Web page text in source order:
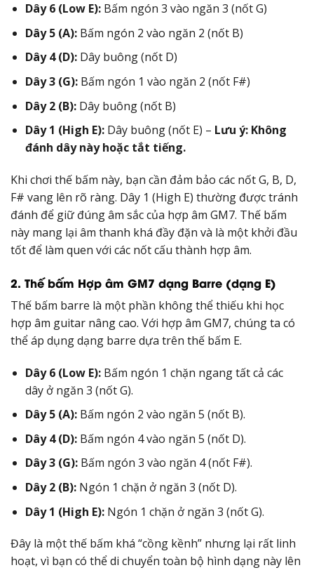
Dây 6 (Low E):Bấm ngón 3 vào ngăn 3 (nốt G)
Dây 5 (A):Bấm ngón 2 vào ngăn 2 (nốt B)
Dây 4 (D):Dây buông (nốt D)
Dây 3 (G):Bấm ngón 1 vào ngăn 2 (nốt F#)
Dây 2 (B):Dây buông (nốt B)
Dây 1 (High E):Dây buông (nốt E) – Lưu ý: Không
đánh dây này hoặc tắt tiếng.
Khi chơi thế bấm này, bạn cần đảm bảo các nốt G, B, D,
F# vang lên rõ ràng. Dây 1 (High E) thường được tránh
đánh để giữ đúng âm sắc của hợp âm GM7. Thế bấm
này mang lại âm thanh khá đầy đặn và là một khởi đầu
tốt để làm quen với các nốt cấu thành hợp âm.
2. Thế bấm Hợp âm GM7 dạng Barre (dạng E)
Thế bấm barre là một phần không thể thiếu khi học
hợp âm guitar nâng cao. Với hợp âm GM7, chúng ta có
thể áp dụng dạng barre dựa trên thế bấm E.
Dây 6 (Low E):Bấm ngón 1 chặn ngang tất cả các
dây ở ngăn 3 (nốt G).
Dây 5 (A):Bấm ngón 2 vào ngăn 5 (nốt B).
Dây 4 (D):Bấm ngón 4 vào ngăn 5 (nốt D).
Dây 3 (G):Bấm ngón 3 vào ngăn 4 (nốt F#).
Dây 2 (B):Ngón 1 chặn ở ngăn 3 (nốt D).
Dây 1 (High E):Ngón 1 chặn ở ngăn 3 (nốt G).
Đây là một thế bấm khá “cồng kềnh” nhưng lại rất linh
hoạt, vì bạn có thể di chuyển toàn bộ hình dạng này lên